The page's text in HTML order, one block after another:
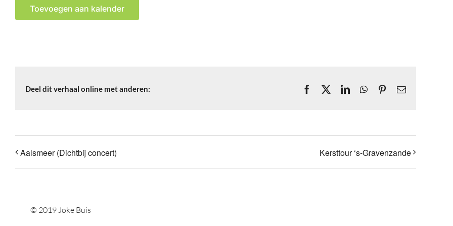
Toevoegen aan kalender
Deel dit verhaal online met anderen: Facebook LinkedInWhatsApp
Pinterest
E-
Aalsmeer (Dichtbij concert) Kersttour ‘s-Gravenzande
© 2019 Joke Buis